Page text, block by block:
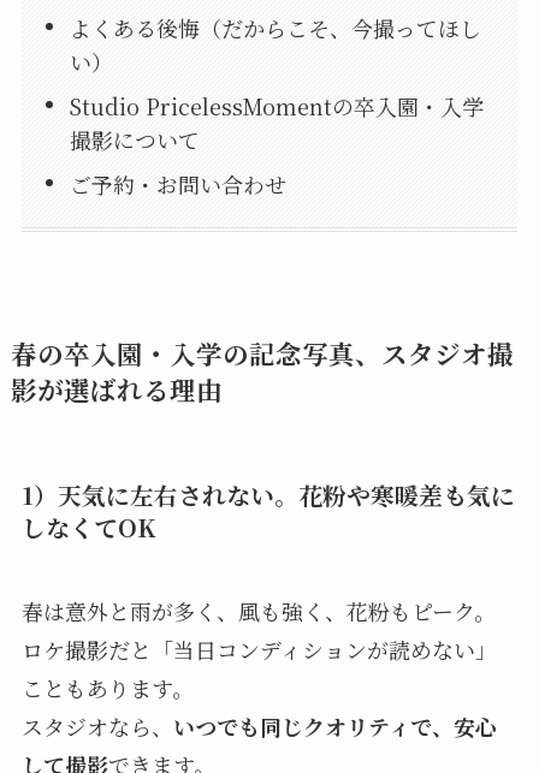
よくある後悔（だからこそ、今撮ってほし
い）
Studio PricelessMomentの卒入園・入学
撮影について
ご予約・お問い合わせ
春の卒入園・入学の記念写真、スタジオ撮
影が選ばれる理由
1）天気に左右されない。花粉や寒暖差も気に
しなくてOK
春は意外と雨が多く、風も強く、花粉もピーク。
ロケ撮影だと「当日コンディションが読めない」
こともあります。
スタジオなら、 いつでも同じクオリティで、安心
して撮影できます。